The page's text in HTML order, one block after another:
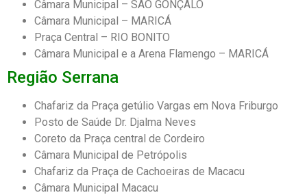
Câmara Municipal – SÃO GONÇALO
Câmara Municipal – MARICÁ
Praça Central – RIO BONITO
Câmara Municipal e a Arena Flamengo – MARICÁ
Região Serrana
Chafariz da Praça getúlio Vargas em Nova Friburgo
Posto de Saúde Dr. Djalma Neves
Coreto da Praça central de Cordeiro
Câmara Municipal de Petrópolis
Chafariz da Praça de Cachoeiras de Macacu
Câmara Municipal Macacu